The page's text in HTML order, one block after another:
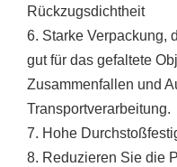
Rückzugsdichtheit
6. Starke Verpackung,
gut für das gefaltete
Zusammenfallen und
Transportverarbeitung.
7. Hohe
8. Reduzieren Sie die